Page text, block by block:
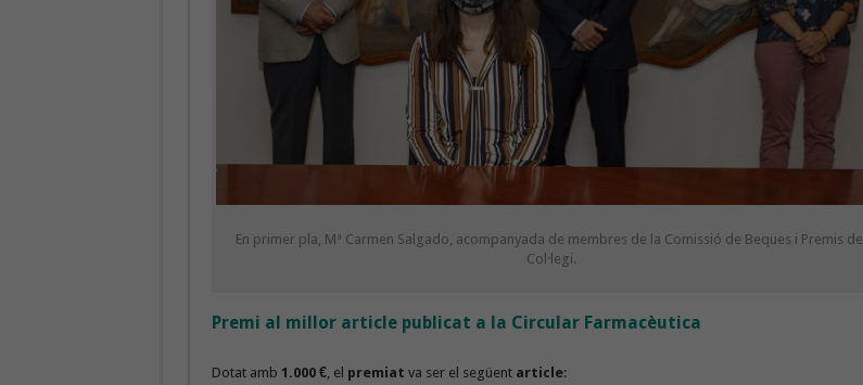
En primer pla, Mª Carmen Salgado, acompanyada de membres de la Comissió de Beques i Premis del
Col·legi.
Premi al millor article publicat a la Circular Farmacèutica
Dotat amb 1.000 €, el premiat va ser el següent article: